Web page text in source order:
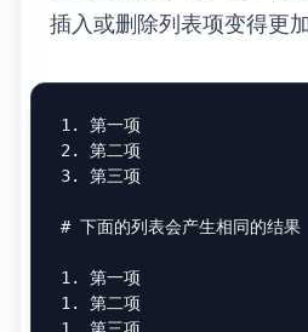
插入或删除列表项变得更加
1.
2.
3.
第三项
# 下面的列表会产生相同的结果
1.
1.